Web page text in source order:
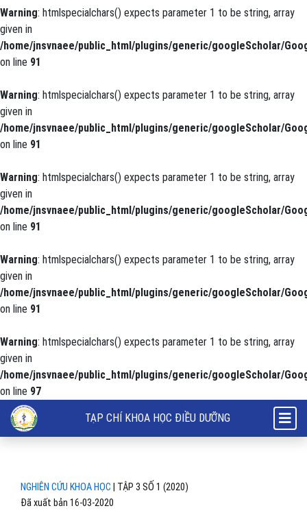
Warning: htmlspecialchars() expects parameter 1 to be string, array
given in
/home/jnsvnaee/public_html/plugins/generic/googleScholar/
on line 91
Warning: htmlspecialchars() expects parameter 1 to be string, array
given in
/home/jnsvnaee/public_html/plugins/generic/googleScholar/
on line 91
Warning: htmlspecialchars() expects parameter 1 to be string, array
given in
/home/jnsvnaee/public_html/plugins/generic/googleScholar/
on line 91
Warning: htmlspecialchars() expects parameter 1 to be string, array
given in
/home/jnsvnaee/public_html/plugins/generic/googleScholar/
on line 91
Warning: htmlspecialchars() expects parameter 1 to be string, array
given in
/home/jnsvnaee/public_html/plugins/generic/googleScholar/
on line 97
Năng lực số của sinh viên điều dưỡng tại Châu Á
TẠP CHÍ KHOA HỌC ĐIỀU DƯỠNG
NGHIÊN CỨU KHOA HỌC TẬP 3 SỐ 1 (2020)
Đã xuất bản 16-03-2020